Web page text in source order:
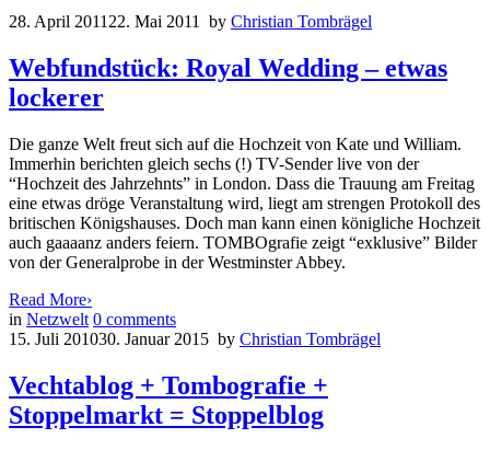
28. April 2011 22. Mai 2011 by Christian Tombrägel
Webfundstück: Royal Wedding – etwas
lockerer
Die ganze Welt freut sich auf die Hochzeit von Kate und William.
Immerhin berichten gleich sechs (!) TV-Sender live von der
“Hochzeit des Jahrzehnts” in London. Dass die Trauung am Freitag
eine etwas dröge Veranstaltung wird, liegt am strengen Protokoll des
britischen Königshauses. Doch man kann einen königliche Hochzeit
auch gaaaanz anders feiern. TOMBOgrafie zeigt “exklusive” Bilder
von der Generalprobe in der Westminster Abbey.
Read More›
in Netzwelt 0 comments
15. Juli 201030. Januar 2015 by Christian Tombrägel
Vechtablog + Tombografie +
Stoppelmarkt = Stoppelblog